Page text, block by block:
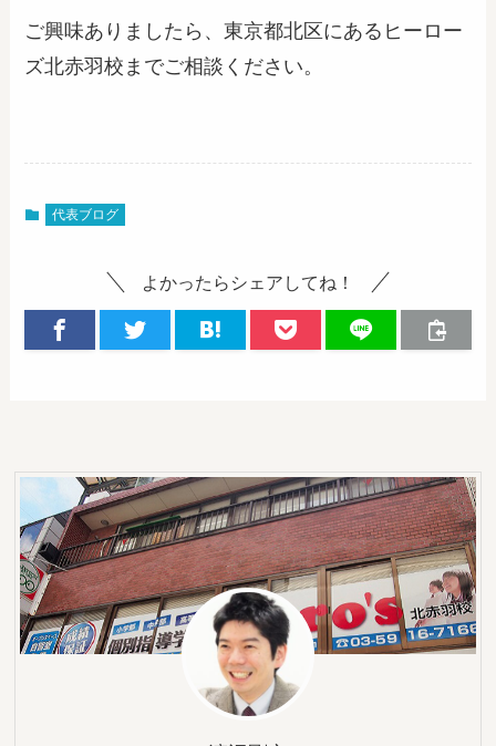
ご興味ありましたら、東京都北区にあるヒーロー
ズ北赤羽校までご相談ください。
代表ブログ
よかったらシェアしてね！